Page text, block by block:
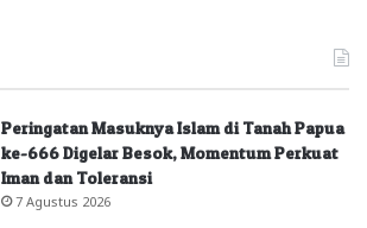
Peringatan Masuknya Islam di Tanah Papua
ke-666 Digelar Besok, Momentum Perkuat
Iman dan Toleransi
7 Agustus 2026